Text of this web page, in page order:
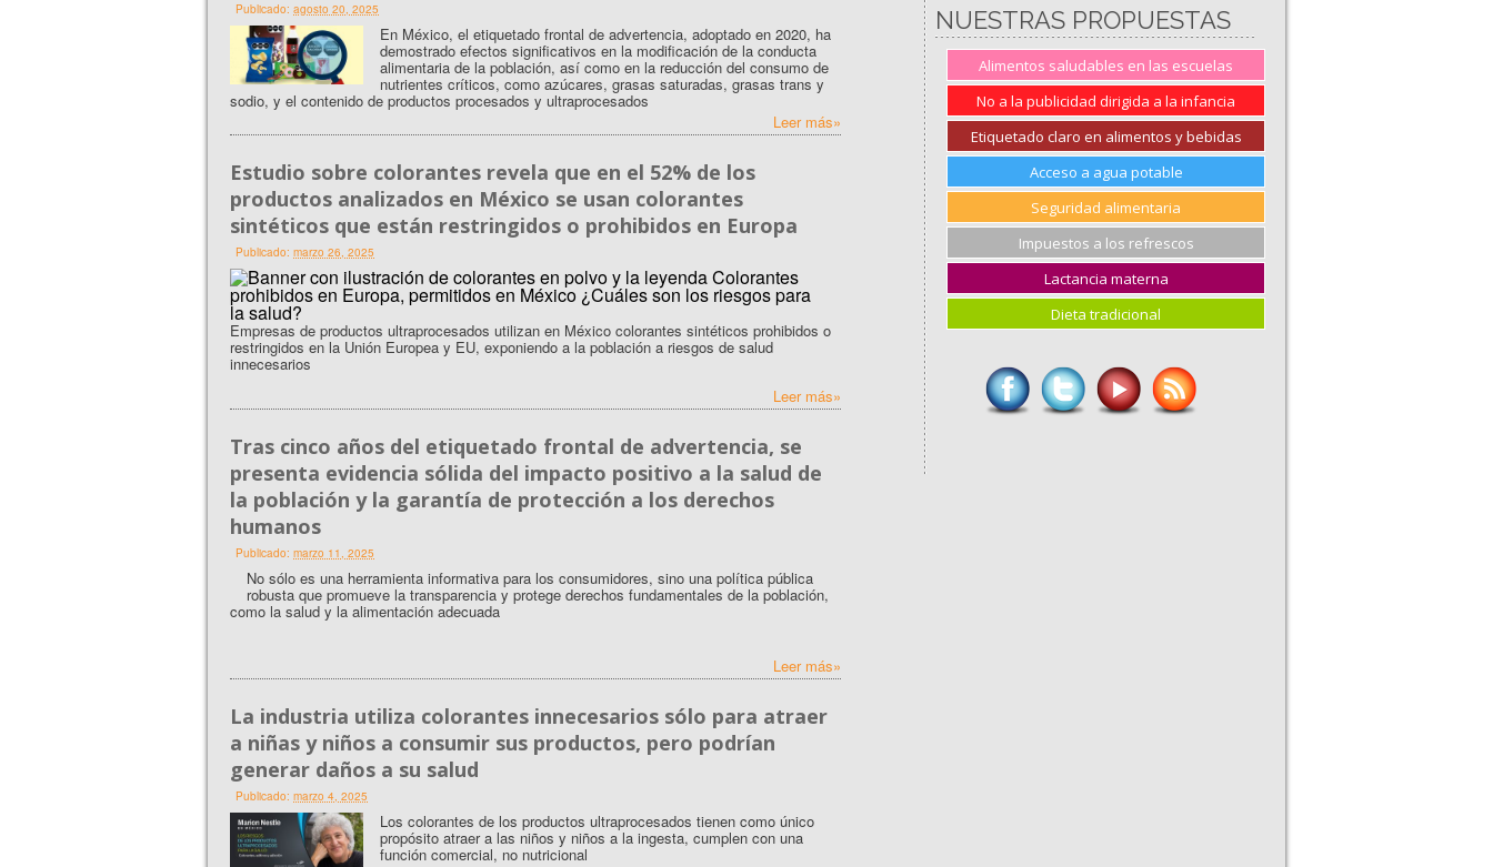
Publicado: agosto 20, 2025
En México, el etiquetado frontal de advertencia, adoptado en 2020, ha
demostrado efectos significativos en la modificación de la conducta
alimentaria de la población, así como en la reducción del consumo de
nutrientes críticos, como azúcares, grasas saturadas, grasas trans y
sodio, y el contenido de productos procesados y ultraprocesados
Leer más»
Estudio sobre colorantes revela que en el 52% de los
productos analizados en México se usan colorantes
sintéticos que están restringidos o prohibidos en Europa
Publicado: marzo 26, 2025
Empresas de productos ultraprocesados utilizan en México colorantes sintéticos prohibidos o
restringidos en la Unión Europea y EU, exponiendo a la población a riesgos de salud
innecesarios
Leer más»
Tras cinco años del etiquetado frontal de advertencia, se
presenta evidencia sólida del impacto positivo a la salud de
la población y la garantía de protección a los derechos
humanos
Publicado: marzo 11, 2025
No sólo es una herramienta informativa para los consumidores, sino una política pública
robusta que promueve la transparencia y protege derechos fundamentales de la población,
como la salud y la alimentación adecuada
Leer más»
La industria utiliza colorantes innecesarios sólo para atraer
a niñas y niños a consumir sus productos, pero podrían
generar daños a su salud
Publicado: marzo 4, 2025
Los colorantes de los productos ultraprocesados tienen como único
propósito atraer a las niños y niños a la ingesta, cumplen con una
función comercial, no nutricional
NUESTRAS PROPUESTAS
Alimentos saludables en las escuelas
No a la publicidad dirigida a la infancia
Etiquetado claro en alimentos y bebidas
Acceso a agua potable
Seguridad alimentaria
Impuestos a los refrescos
Lactancia materna
Dieta tradicional